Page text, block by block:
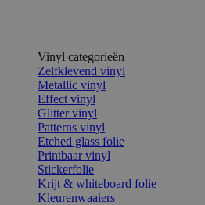
Vinyl categorieën
Zelfklevend vinyl
Metallic vinyl
Effect vinyl
Glitter vinyl
Patterns vinyl
Etched glass folie
Printbaar vinyl
Stickerfolie
Krijt & whiteboard folie
Kleurenwaaiers